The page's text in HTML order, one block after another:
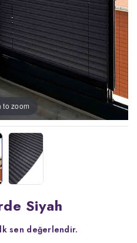
to zoom
Siyah
sen değerlendir.